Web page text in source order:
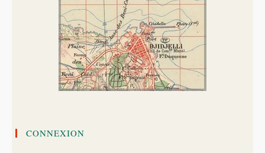
CONNEXION